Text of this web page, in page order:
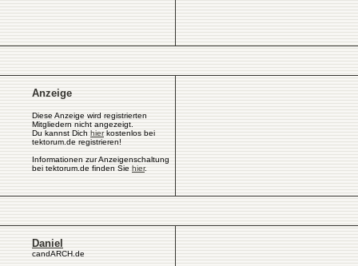
Anzeige
Diese Anzeige wird registrierten
Mitgliedern nicht angezeigt.
Du kannst Dich hierkostenlos bei
tektorum.de registrieren!
Informationen zur Anzeigenschaltung
bei tektorum.de finden Sie hier.
Daniel
candARCH.de